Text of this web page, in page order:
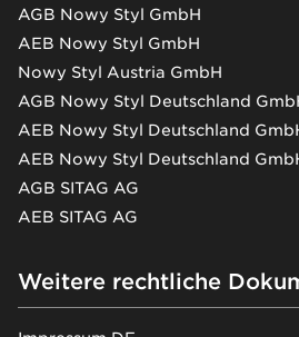
AGB Nowy Styl GmbH
AEB Nowy Styl GmbH
Nowy Styl Austria GmbH
AGB Nowy Styl Deutschland
AEB Nowy Styl Deutschland
AEB Nowy Styl Deutschland
AGB SITAG AG
AEB SITAG AG
Weitere rechtliche